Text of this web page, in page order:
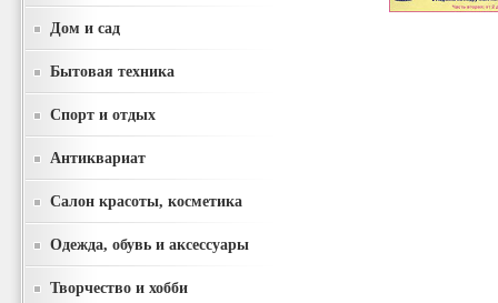
Дом и сад
Бытовая техника
Спорт и отдых
Антиквариат
Салон красоты, косметика
Одежда, обувь и аксессуары
Творчество и хобби